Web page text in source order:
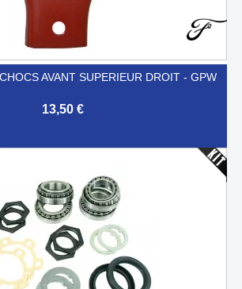
AVANT SUPERIEUR DROIT - GPW
13,50 €